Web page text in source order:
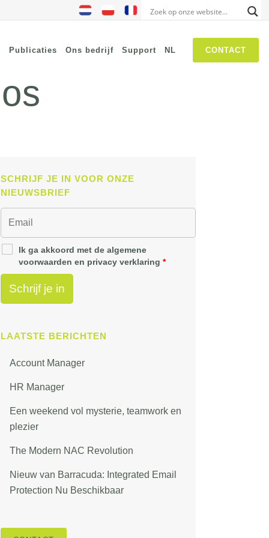
CONTACT
Publicaties Ons bedrijf Support NL
SCHRIJF JE IN VOOR ONZE
NIEUWSBRIEF
Ik ga akkoord met de algemene
voorwaarden en privacy verklaring*
LAATSTE BERICHTEN
Account Manager
HR Manager
Een weekend vol mysterie, teamwork en
plezier
The Modern NAC Revolution
Nieuw van Barracuda: Integrated Email
Protection Nu Beschikbaar